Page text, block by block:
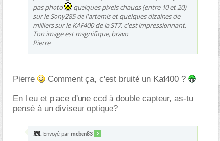
pas photo
quelques pixels chauds (entre 10 et 20)
sur le Sony285 de l'artemis et quelques dizaines de
milliers sur le KAF400 de la ST7, c'est impressionnant.
Ton image est magnifique, bravo
Pierre
Pierre Comment ça, c'est bruité un Kaf400 ?
En lieu et place d'une ccd à double capteur, as-tu
pensé à un diviseur optique?
Envoyé par mcben83